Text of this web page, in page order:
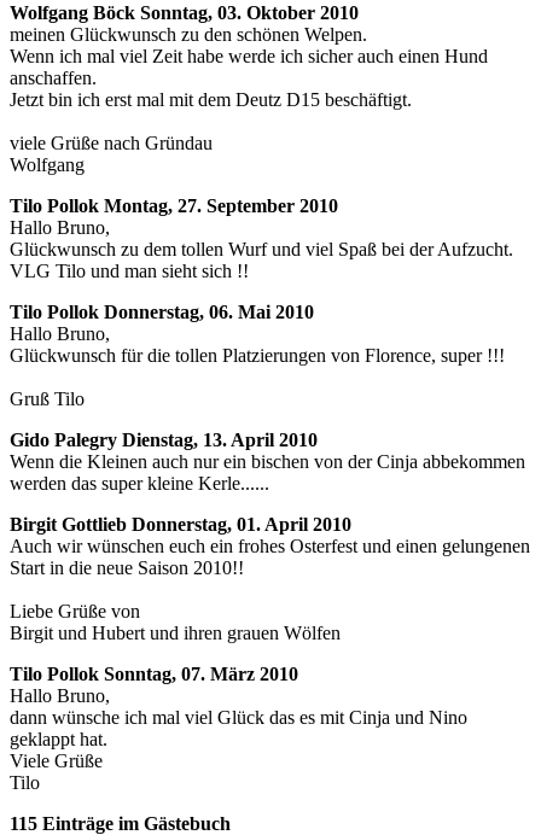
Wolfgang Böck Sonntag, 03. Oktober 2010
meinen Glückwunsch zu den schönen Welpen.
Wenn ich mal viel Zeit habe werde ich sicher auch einen Hund
anschaffen.
Jetzt bin ich erst mal mit dem Deutz D15 beschäftigt.
viele Grüße nach Gründau
Wolfgang
Tilo Pollok Montag, 27. September 2010
Hallo Bruno,
Glückwunsch zu dem tollen Wurf und viel Spaß bei der Aufzucht.
VLG Tilo und man sieht sich !!
Tilo Pollok Donnerstag, 06. Mai 2010
Hallo Bruno,
Glückwunsch für die tollen Platzierungen von Florence, super !!!
Gruß Tilo
Gido Palegry Dienstag, 13. April 2010
Wenn die Kleinen auch nur ein bischen von der Cinja abbekommen
werden das super kleine Kerle......
Birgit Gottlieb Donnerstag, 01. April 2010
Auch wir wünschen euch ein frohes Osterfest und einen gelungenen
Start in die neue Saison 2010!!
Liebe Grüße von
Birgit und Hubert und ihren grauen Wölfen
Tilo Pollok Sonntag, 07. März 2010
Hallo Bruno,
dann wünsche ich mal viel Glück das es mit Cinja und Nino
geklappt hat.
Viele Grüße
Tilo
115 Einträge im Gästebuch